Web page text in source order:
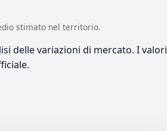
stimato nel territorio.
delle variazioni di mercato. I valori